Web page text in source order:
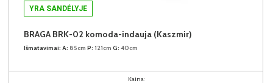
YRA SANDĖLYJE
BRAGA BRK-02 komoda-indauja (Kaszmir)
Išmatavimai: A: 85cm P: 121cm G: 40cm
Kaina: